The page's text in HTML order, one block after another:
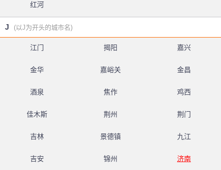
红河
J (以J为开头的城市名)
江门 揭阳 嘉兴
金华 嘉峪关 金昌
酒泉 焦作 鸡西
佳木斯 荆州 荆门
吉林 景德镇 九江
吉安 锦州 济南